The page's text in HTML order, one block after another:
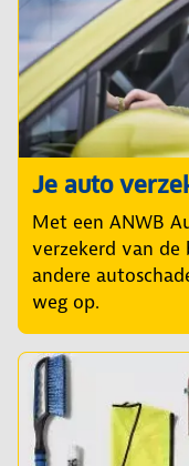
Je auto
Met een ANWB
verzekerd van
andere
weg op.